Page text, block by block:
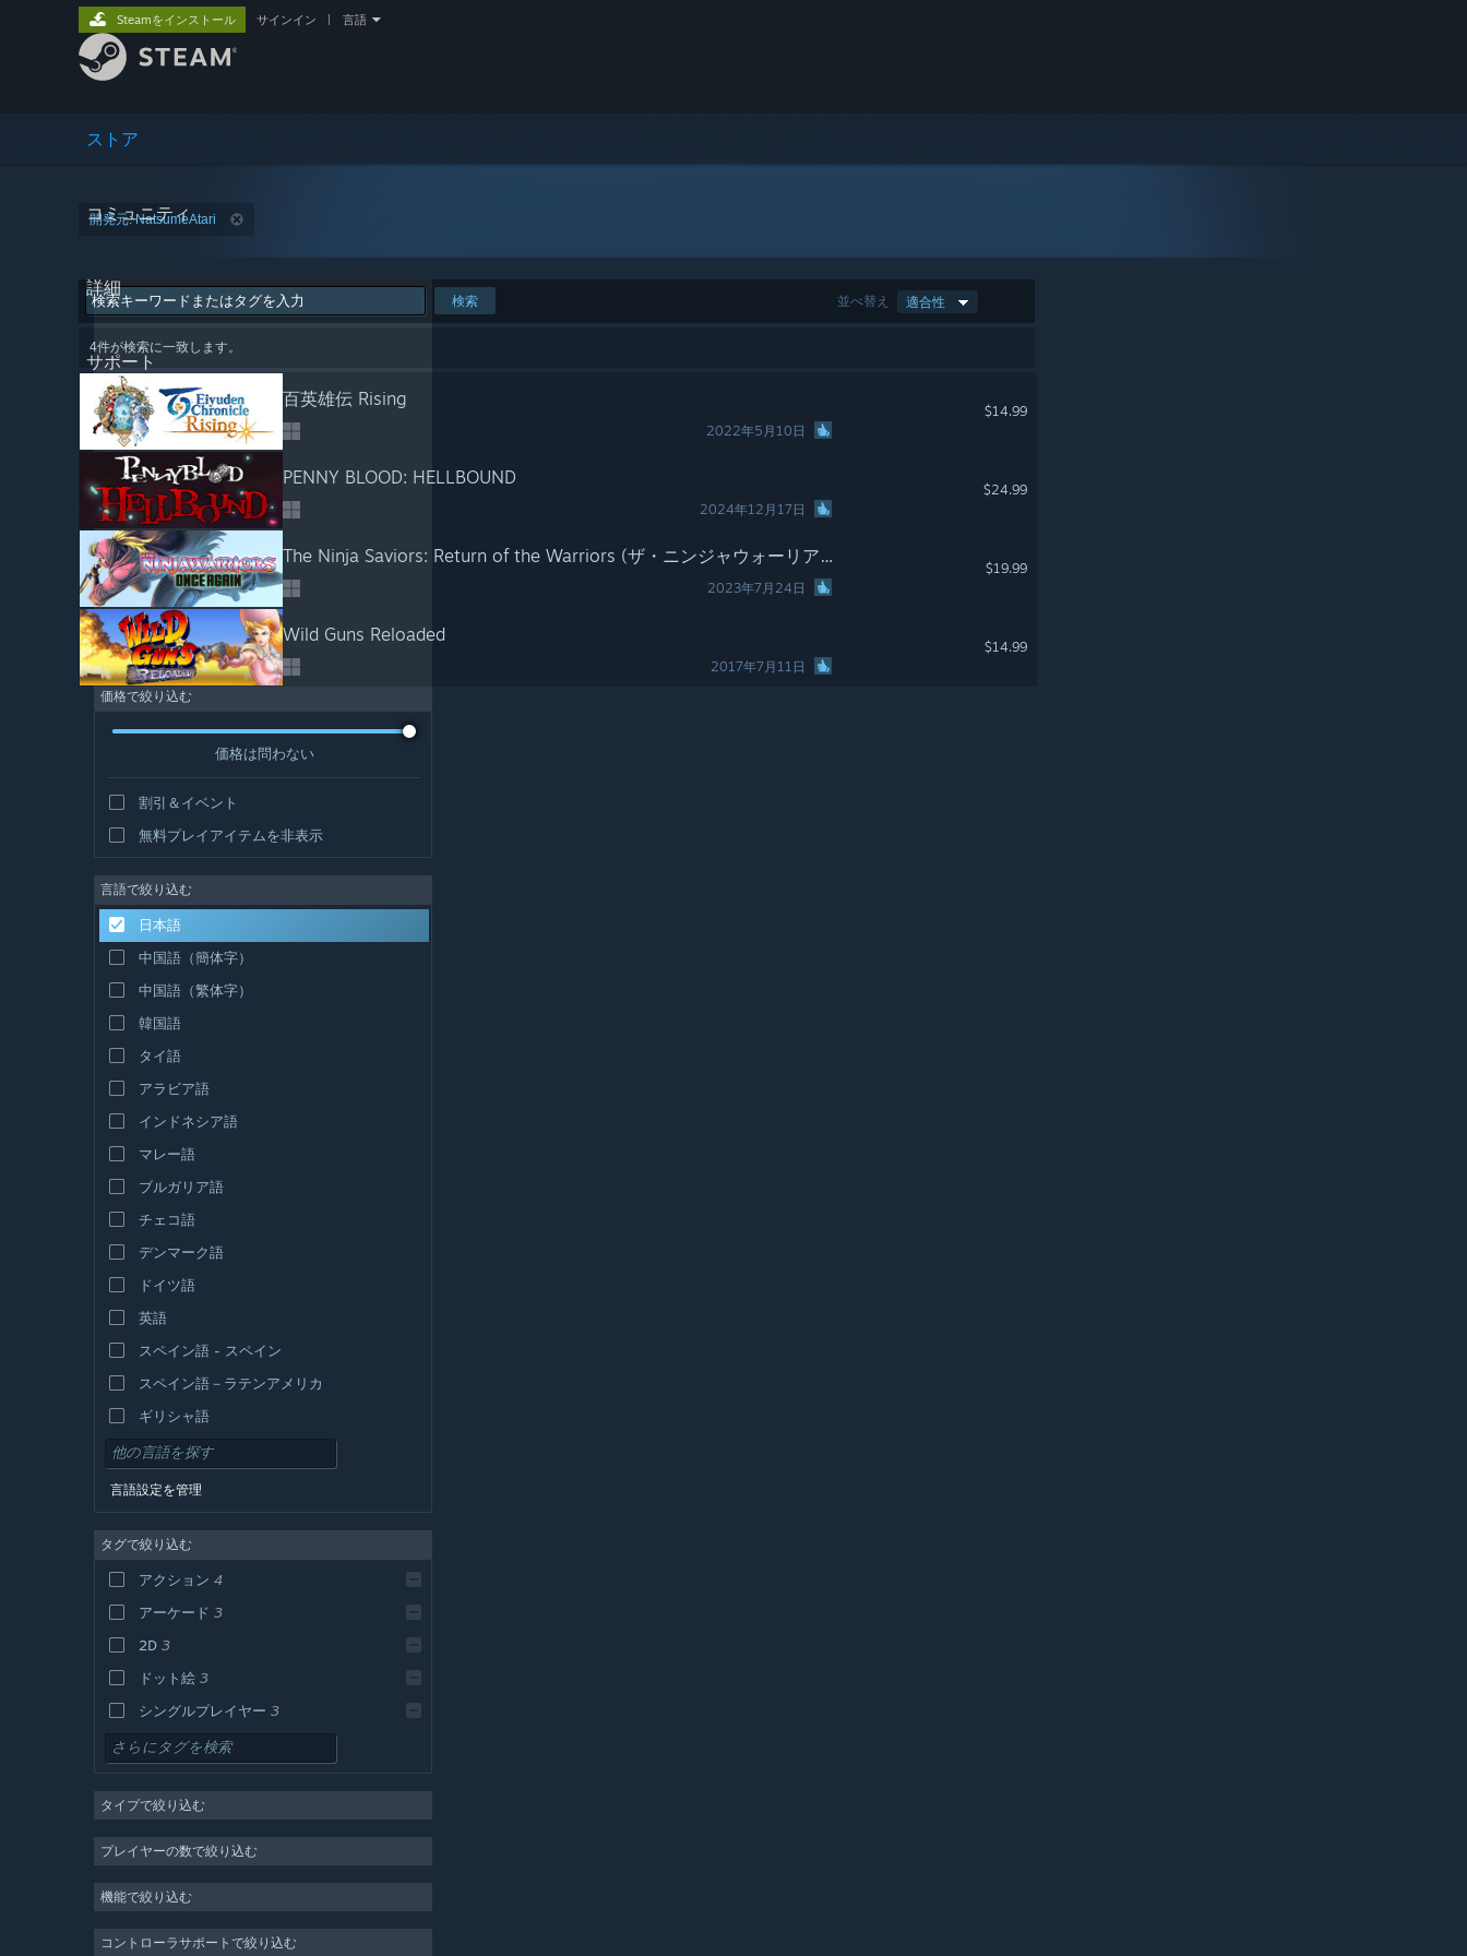
ストア
コミュニティ
詳細
サポート
Steamをインストール サインイン 言語
開発元: NatsumeAtari
並べ替え 適合性
検索
4件が検索に一致します。
百英雄伝 Rising
2022年5月10日
$14.99
PENNY BLOOD: HELLBOUND
2024年12月17日
$24.99
The Ninja Saviors: Return of the Warriors (ザ・ニンジャウォーリアーズ ワンスアゲイン)
2023年7月24日
$19.99
Wild Guns Reloaded
2017年7月11日
$14.99
価格で絞り込む
価格は問わない
割引＆イベント
無料プレイアイテムを非表示
言語で絞り込む
日本語
中国語（簡体字）
中国語（繁体字）
韓国語
タイ語
アラビア語
インドネシア語
マレー語
ブルガリア語
チェコ語
デンマーク語
ドイツ語
英語
スペイン語 - スペイン
スペイン語－ラテンアメリカ
ギリシャ語
言語設定を管理
タグで絞り込む
アクション 4
アーケード 3
2D 3
ドット絵 3
シングルプレイヤー 3
ストラテジー
デザイン＆イラストレーション
ユーティリティ
RPG
MMO
タイプで絞り込む
プレイヤーの数で絞り込む
機能で絞り込む
コントローラサポートで絞り込む